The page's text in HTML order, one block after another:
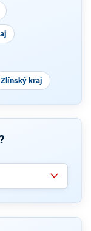
Zlínský kraj